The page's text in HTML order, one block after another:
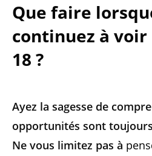
Que faire
continuez à
18 ?
Ayez la sagesse de
opportunités sont
Ne vous limitez pas à